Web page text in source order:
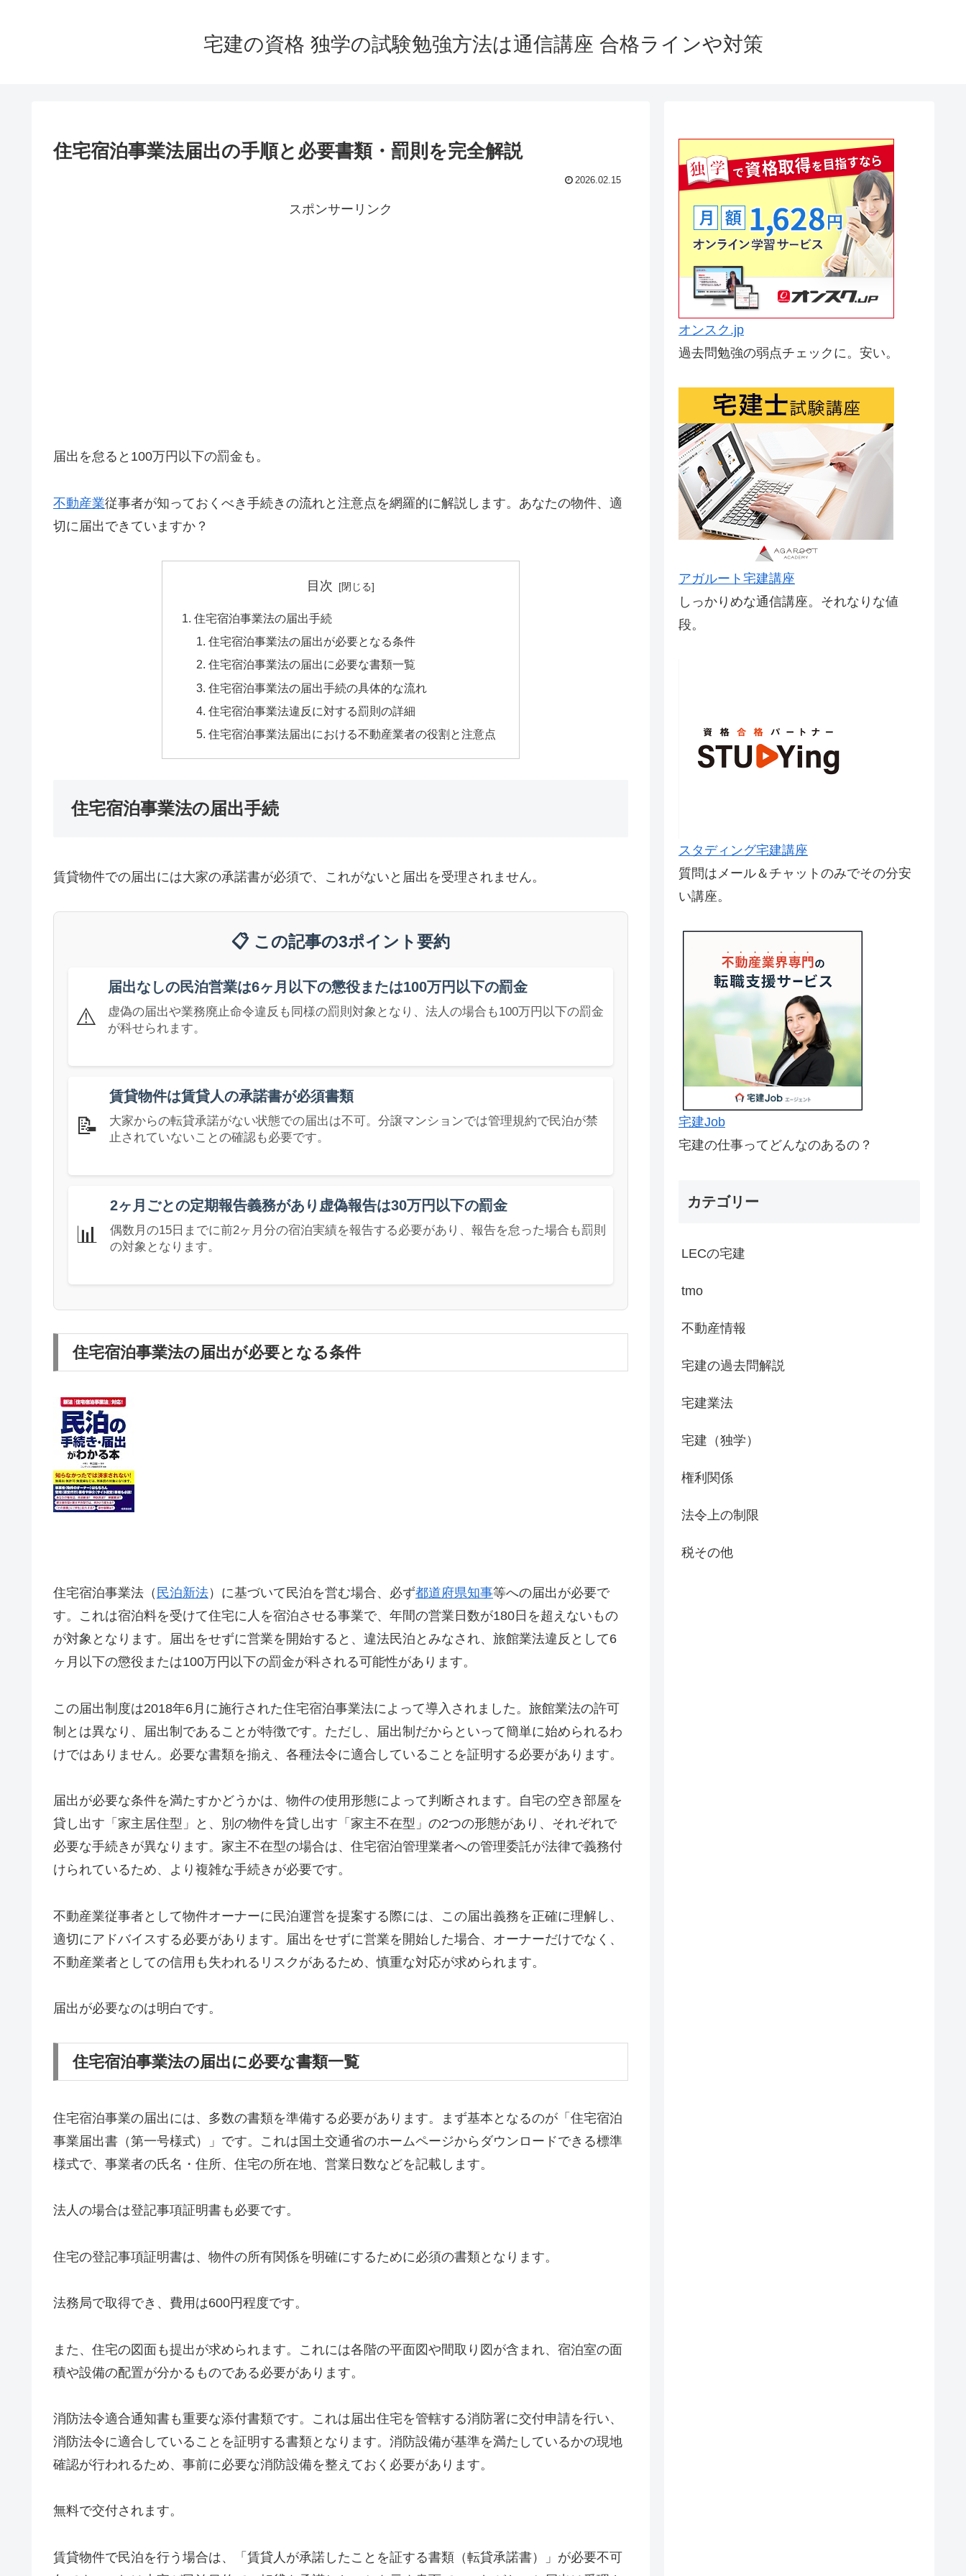
宅建の資格 独学の試験勉強方法は通信講座 合格ラインや対策
住宅宿泊事業法届出の手順と必要書類・罰則を完全解説
2026.02.15
スポンサーリンク
届出を怠ると100万円以下の罰金も。
不動産業従事者が知っておくべき手続きの流れと注意点を網羅的に解説します。あなたの物件、適
切に届出できていますか？
目次
住宅宿泊事業法の届出手続
住宅宿泊事業法の届出が必要となる条件
住宅宿泊事業法の届出に必要な書類一覧
住宅宿泊事業法の届出手続の具体的な流れ
住宅宿泊事業法違反に対する罰則の詳細
住宅宿泊事業法届出における不動産業者の役割と注意点
住宅宿泊事業法の届出手続
賃貸物件での届出には大家の承諾書が必須で、これがないと届出を受理されません。
📋 この記事の3ポイント要約
⚠️
届出なしの民泊営業は6ヶ月以下の懲役または100万円以下の罰金
虚偽の届出や業務廃止命令違反も同様の罰則対象となり、法人の場合も100万円以下の罰金
が科せられます。
📝
賃貸物件は賃貸人の承諾書が必須書類
大家からの転貸承諾がない状態での届出は不可。分譲マンションでは管理規約で民泊が禁
止されていないことの確認も必要です。
📊
2ヶ月ごとの定期報告義務があり虚偽報告は30万円以下の罰金
偶数月の15日までに前2ヶ月分の宿泊実績を報告する必要があり、報告を怠った場合も罰則
の対象となります。
住宅宿泊事業法の届出が必要となる条件
住宅宿泊事業法（ 民泊新法）に基づいて民泊を営む場合、必ず都道府県知事等への届出が必要で
す。これは宿泊料を受けて住宅に人を宿泊させる事業で、年間の営業日数が180日を超えないもの
が対象となります。届出をせずに営業を開始すると、違法民泊とみなされ、旅館業法違反として6
ヶ月以下の懲役または100万円以下の罰金が科される可能性があります。
この届出制度は2018年6月に施行された住宅宿泊事業法によって導入されました。旅館業法の許可
制とは異なり、届出制であることが特徴です。ただし、届出制だからといって簡単に始められるわ
けではありません。必要な書類を揃え、各種法令に適合していることを証明する必要があります。
届出が必要な条件を満たすかどうかは、物件の使用形態によって判断されます。自宅の空き部屋を
貸し出す「家主居住型」と、別の物件を貸し出す「家主不在型」の2つの形態があり、それぞれで
必要な手続きが異なります。家主不在型の場合は、住宅宿泊管理業者への管理委託が法律で義務付
けられているため、より複雑な手続きが必要です。
不動産業従事者として物件オーナーに民泊運営を提案する際には、この届出義務を正確に理解し、
適切にアドバイスする必要があります。届出をせずに営業を開始した場合、オーナーだけでなく、
不動産業者としての信用も失われるリスクがあるため、慎重な対応が求められます。
届出が必要なのは明白です。
住宅宿泊事業法の届出に必要な書類一覧
住宅宿泊事業の届出には、多数の書類を準備する必要があります。まず基本となるのが「住宅宿泊
事業届出書（第一号様式）」です。これは国土交通省のホームページからダウンロードできる標準
様式で、事業者の氏名・住所、住宅の所在地、営業日数などを記載します。
法人の場合は登記事項証明書も必要です。
住宅の登記事項証明書は、物件の所有関係を明確にするために必須の書類となります。
法務局で取得でき、費用は600円程度です。
また、住宅の図面も提出が求められます。これには各階の平面図や間取り図が含まれ、宿泊室の面
積や設備の配置が分かるものである必要があります。
消防法令適合通知書も重要な添付書類です。これは届出住宅を管轄する消防署に交付申請を行い、
消防法令に適合していることを証明する書類となります。消防設備が基準を満たしているかの現地
確認が行われるため、事前に必要な消防設備を整えておく必要があります。
無料で交付されます。
賃貸物件で民泊を行う場合は、「賃貸人が承諾したことを証する書類（転貸承諾書）」が必要不可
オンスク.jp
過去問勉強の弱点チェックに。安い。
アガルート宅建講座
しっかりめな通信講座。それなりな値
段。
スタディング宅建講座
質問はメール＆チャットのみでその分安
い講座。
宅建Job
宅建の仕事ってどんなのあるの？
カテゴリー
LECの宅建
tmo
不動産情報
宅建の過去問解説
宅建業法
宅建（独学）
権利関係
法令上の制限
税その他